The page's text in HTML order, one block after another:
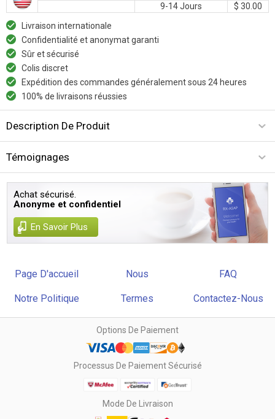
9-14 Jours
$ 30.00
Livraison internationale
Confidentialité et anonymat garanti
Sûr et sécurisé
Colis discret
Expédition des commandes généralement sous 24 heures
100% de livraisons réussies
Description De Produit
Témoignages
Achat sécurisé.
Anonyme et confidentiel
En Savoir Plus
Page D'accueil Nous FAQ
Notre Politique Termes Contactez-Nous
Options De Paiement
Processus De Paiement Sécurisé
Mode De Livraison